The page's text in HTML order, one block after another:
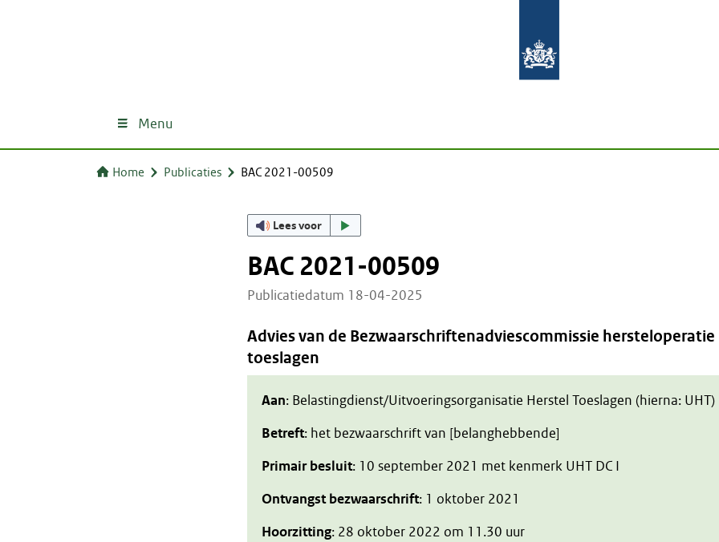
Menu
Home Publicaties BAC 2021-00509
Lees voor
BAC 2021-00509
Publicatiedatum 18-04-2025
Advies van de Bezwaarschriftenadviescommissie hersteloperatie
toeslagen
Aan: Belastingdienst/Uitvoeringsorganisatie Herstel Toeslagen (hierna: UHT)
Betreft: het bezwaarschrift van [belanghebbende]
Primair besluit: 10 september 2021 met kenmerk UHT DC I
Ontvangst bezwaarschrift: 1 oktober 2021
Hoorzitting: 28 oktober 2022 om 11.30 uur